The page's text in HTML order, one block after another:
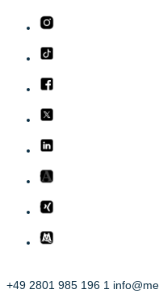
+49 2801 985 196 1